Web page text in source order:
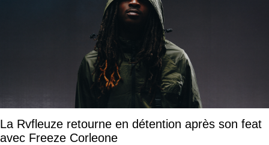
La Rvfleuze retourne en détention après son feat
avec Freeze Corleone